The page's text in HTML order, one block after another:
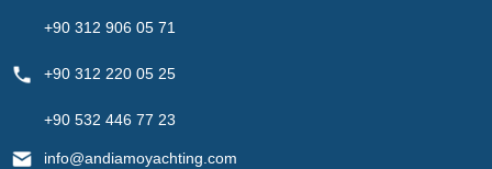
+90 312 906 05 71
+90 312 220 05 25
+90 532 446 77 23
info@andiamoyachting.com